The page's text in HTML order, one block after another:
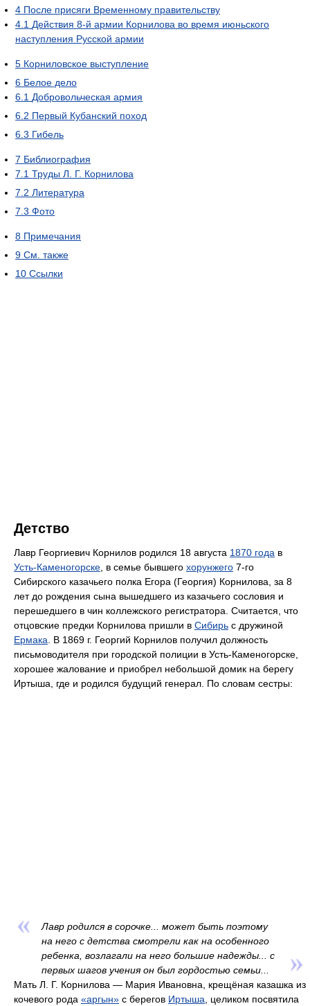
4 После присяги Временному правительству
4.1 Действия 8-й армии Корнилова во время июньского
наступления Русской армии
5 Корниловское выступление
6 Белое дело
6.1 Добровольческая армия
6.2 Первый Кубанский поход
6.3 Гибель
7 Библиография
7.1 Труды Л. Г. Корнилова
7.2 Литература
7.3 Фото
8 Примечания
9 См. также
10 Ссылки
Детство
Лавр Георгиевич Корнилов родился 18 августа 1870 года в
Усть-Каменогорске , в семье бывшего хорунжего 7-го
Сибирского казачьего полка Егора (Георгия) Корнилова, за 8
лет до рождения сына вышедшего из казачьего сословия и
перешедшего в чин коллежского регистратора. Считается, что
отцовские предки Корнилова пришли в Сибирь с дружиной
Ермака . В 1869 г. Георгий Корнилов получил должность
письмоводителя при городской полиции в Усть-Каменогорске,
хорошее жалование и приобрел небольшой домик на берегу
Иртыша, где и родился будущий генерал. По словам сестры:
Лавр родился в сорочке... может быть поэтому
на него с детства смотрели как на особенного
ребенка, возлагали на него большие надежды... с
первых шагов учения он был гордостью семьи...
Мать Л. Г. Корнилова — Мария Ивановна, крещёная казашка из
кочевого рода «аргын» с берегов Иртыша , целиком посвятила